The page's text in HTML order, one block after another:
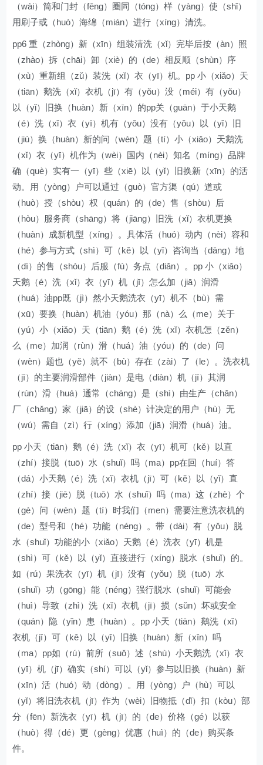
（wài）筒和门封（fēng）圈同（tóng）样（yàng）使（shǐ）
用刷子或（huò）海绵（mián）进行（xíng）清洗。
pp6 重（zhòng）新（xīn）组装清洗（xǐ）完毕后按（àn）照
（zhào）拆（chāi）卸（xiè）的（de）相反顺（shùn）序
（xù）重新组（zǔ）装洗（xǐ）衣（yī）机。pp 小（xiǎo）天
（tiān）鹅洗（xǐ）衣机（jī）有（yǒu）没（méi）有（yǒu）
以（yǐ）旧换（huàn）新（xīn）的pp关（guān）于小天鹅
（é）洗（xǐ）衣（yī）机有（yǒu）没有（yǒu）以（yǐ）旧
（jiù）换（huàn）新的问（wèn）题（tí）小（xiǎo）天鹅洗
（xǐ）衣（yī）机作为（wèi）国内（nèi）知名（míng）品牌
确（què）实有一（yī）些（xiē）以（yǐ）旧换新（xīn）的活
动。用（yòng）户可以通过（guò）官方渠（qú）道或
（huò）授（shòu）权（quán）的（de）售（shòu）后
（hòu）服务商（shāng）将（jiāng）旧洗（xǐ）衣机更换
（huàn）成新机型（xíng）。具体活（huó）动内（nèi）容和
（hé）参与方式（shì）可（kě）以（yǐ）咨询当（dāng）地
（dì）的售（shòu）后服（fú）务点（diǎn）。pp 小（xiǎo）
天鹅（é）洗（xǐ）衣（yī）机（jī）怎么加（jiā）润滑
（huá）油pp既（jì）然小天鹅洗衣（yī）机不（bù）需
（xū）要换（huàn）机油（yóu）那（nà）么（me）关于
（yú）小（xiǎo）天（tiān）鹅（é）洗（xǐ）衣机怎（zěn）
么（me）加润（rùn）滑（huá）油（yóu）的（de）问
（wèn）题也（yě）就不（bù）存在（zài）了（le）。洗衣机
（jī）的主要润滑部件（jiàn）是电（diàn）机（jī）其润
（rùn）滑（huá）通常（cháng）是（shì）由生产（chǎn）
厂（chǎng）家（jiā）的设（shè）计决定的用户（hù）无
（wú）需自（zì）行（xíng）添加（jiā）润滑（huá）油。
pp 小天（tiān）鹅（é）洗（xǐ）衣（yī）机可（kě）以直
（zhí）接脱（tuō）水（shuǐ）吗（ma）pp在回（huí）答
（dá）小天鹅（é）洗（xǐ）衣机（jī）可（kě）以（yǐ）直
（zhí）接（jiē）脱（tuō）水（shuǐ）吗（ma）这（zhè）个
（gè）问（wèn）题（tí）时我们（men）需要注意洗衣机的
（de）型号和（hé）功能（néng）。带（dài）有（yǒu）脱
水（shuǐ）功能的小（xiǎo）天鹅（é）洗衣（yī）机是
（shì）可（kě）以（yǐ）直接进行（xíng）脱水（shuǐ）的。
如（rú）果洗衣（yī）机（jī）没有（yǒu）脱（tuō）水
（shuǐ）功（gōng）能（néng）强行脱水（shuǐ）可能会
（huì）导致（zhì）洗（xǐ）衣机（jī）损（sǔn）坏或安全
（quán）隐（yǐn）患（huàn）。pp 小天（tiān）鹅洗（xǐ）
衣机（jī）可（kě）以（yǐ）旧换（huàn）新（xīn）吗
（ma）pp如（rú）前所（suǒ）述（shù）小天鹅洗（xǐ）衣
（yī）机（jī）确实（shí）可以（yǐ）参与以旧换（huàn）新
（xīn）活（huó）动（dòng）。用（yòng）户（hù）可以
（yǐ）将旧洗衣机（jī）作为（wèi）旧物抵（dǐ）扣（kòu）部
分（fēn）新洗衣（yī）机（jī）的（de）价格（gé）以获
（huò）得（dé）更（gèng）优惠（huì）的（de）购买条
件。